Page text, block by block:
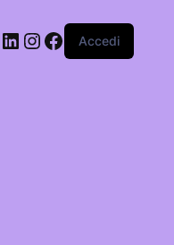
LinkedIn
Instagram
Facebook
Accedi